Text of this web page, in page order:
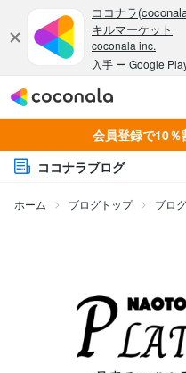
会員登録で10％
ココナラブログ
ホーム ブログトップ ブログ